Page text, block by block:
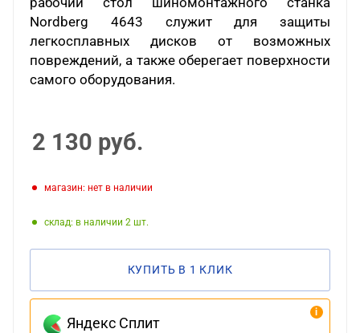
Nordberg 4643 служит для защиты
легкосплавных дисков от возможных
повреждений, а также оберегает поверхности
самого оборудования.
2 130 руб.
Магазин: нет в наличии
Склад: в наличии 2
КУПИТЬ В 1 КЛИК
Яндекс Сплит